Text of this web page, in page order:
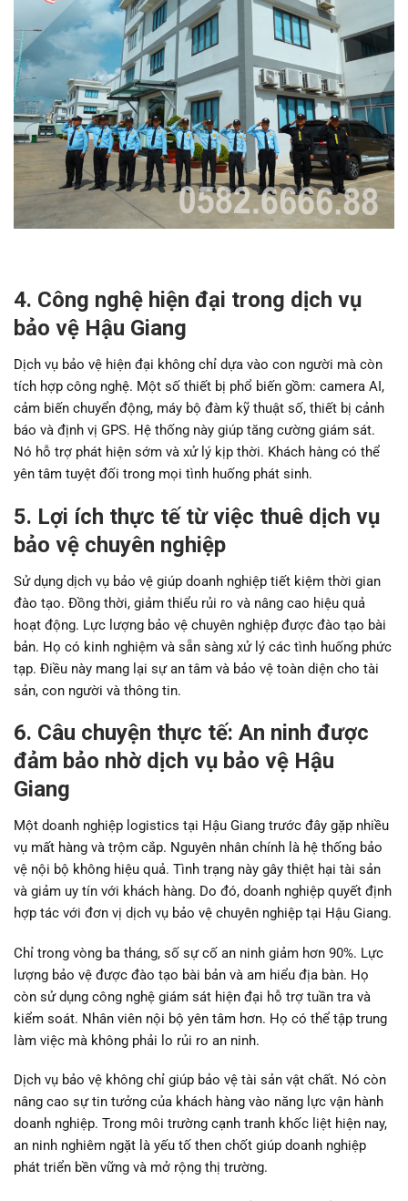
4. Công nghệ hiện đại trong dịch vụ
bảo vệ Hậu Giang
Dịch vụ bảo vệ hiện đại không chỉ dựa vào con người mà còn
tích hợp công nghệ. Một số thiết bị phổ biến gồm: camera AI,
cảm biến chuyển động, máy bộ đàm kỹ thuật số, thiết bị cảnh
báo và định vị GPS. Hệ thống này giúp tăng cường giám sát.
Nó hỗ trợ phát hiện sớm và xử lý kịp thời. Khách hàng có thể
yên tâm tuyệt đối trong mọi tình huống phát sinh.
5. Lợi ích thực tế từ việc thuê dịch vụ
bảo vệ chuyên nghiệp
Sử dụng dịch vụ bảo vệ giúp doanh nghiệp tiết kiệm thời gian
đào tạo. Đồng thời, giảm thiểu rủi ro và nâng cao hiệu quả
hoạt động. Lực lượng bảo vệ chuyên nghiệp được đào tạo bài
bản. Họ có kinh nghiệm và sẵn sàng xử lý các tình huống phức
tạp. Điều này mang lại sự an tâm và bảo vệ toàn diện cho tài
sản, con người và thông tin.
6. Câu chuyện thực tế: An ninh được
đảm bảo nhờ dịch vụ bảo vệ Hậu
Giang
Một doanh nghiệp logistics tại Hậu Giang trước đây gặp nhiều
vụ mất hàng và trộm cắp. Nguyên nhân chính là hệ thống bảo
vệ nội bộ không hiệu quả. Tình trạng này gây thiệt hại tài sản
và giảm uy tín với khách hàng. Do đó, doanh nghiệp quyết định
hợp tác với đơn vị dịch vụ bảo vệ chuyên nghiệp tại Hậu Giang.
Chỉ trong vòng ba tháng, số sự cố an ninh giảm hơn 90%. Lực
lượng bảo vệ được đào tạo bài bản và am hiểu địa bàn. Họ
còn sử dụng công nghệ giám sát hiện đại hỗ trợ tuần tra và
kiểm soát. Nhân viên nội bộ yên tâm hơn. Họ có thể tập trung
làm việc mà không phải lo rủi ro an ninh.
Dịch vụ bảo vệ không chỉ giúp bảo vệ tài sản vật chất. Nó còn
nâng cao sự tin tưởng của khách hàng vào năng lực vận hành
doanh nghiệp. Trong môi trường cạnh tranh khốc liệt hiện nay,
an ninh nghiêm ngặt là yếu tố then chốt giúp doanh nghiệp
phát triển bền vững và mở rộng thị trường.